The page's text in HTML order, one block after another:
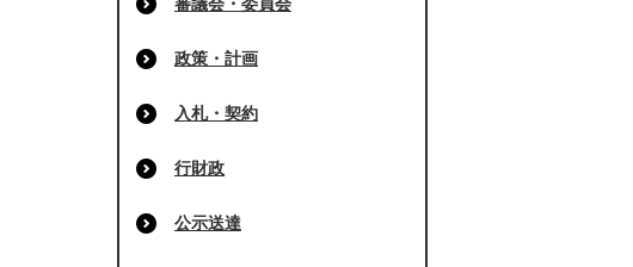
政策・計画
入札・契約
行財政
公示送達